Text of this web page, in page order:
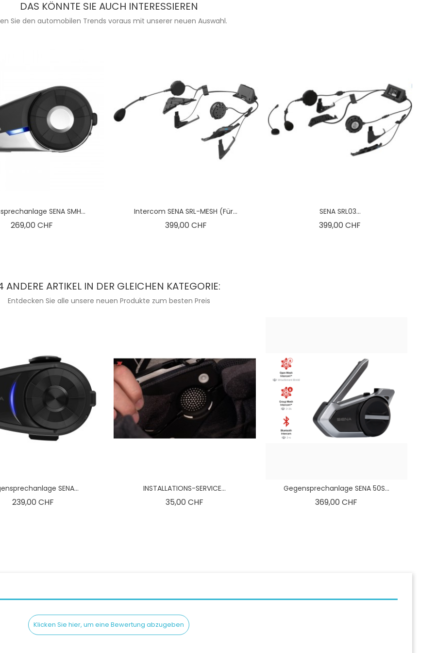
DAS KÖNNTE SIE AUCH INTERESSIEREN
Sie den automobilen Trends voraus mit unserer neuen Auswahl.
SENA SMH...
269,00 CHFPreis
Intercom SENA SRL-MESH (für...
399,00 CHFPreis
SENA SRL03...
399,00 CHF
ANDERE ARTIKEL IN DER GLEICHEN KATEGORIE:
Entdecken Sie alle unsere neuen Produkte zum besten Preis
SENA...
239,00 CHFPreis
INSTALLATIONS-SERVICE...
35,00 CHF
Gegensprechanlage SENA 50S...
369,00 CHF
Klicken Sie hier, um eine Bewertung abzugeben